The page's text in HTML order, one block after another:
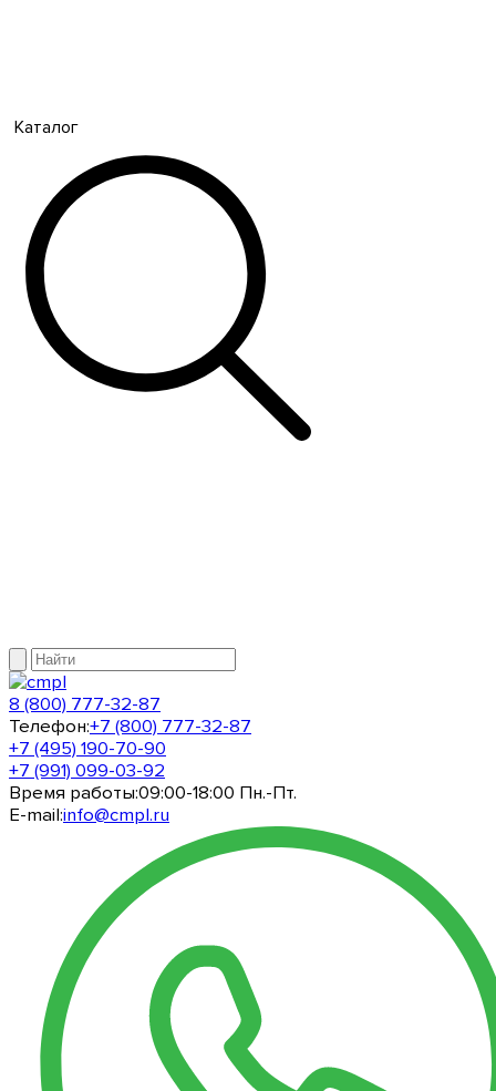
Каталог
8 (800) 777-32-87
Телефон:+7 (800) 777-32-87
+7 (495) 190-70-90
+7 (991) 099-03-92
Время работы:09:00-18:00 Пн.-Пт.
E-mail:info@cmpl.ru